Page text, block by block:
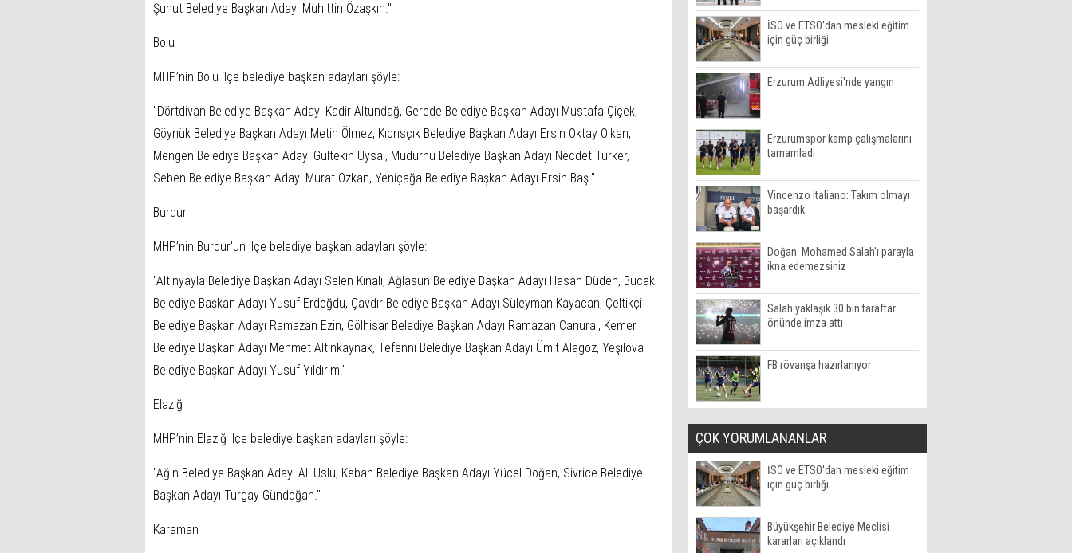
Şuhut Belediye Başkan Adayı Muhittin Özaşkın."
Bolu
MHP’nin Bolu ilçe belediye başkan adayları şöyle:
"Dörtdivan Belediye Başkan Adayı Kadir Altundağ, Gerede Belediye Başkan Adayı Mustafa Çiçek,
Göynük Belediye Başkan Adayı Metin Ölmez, Kıbrısçık Belediye Başkan Adayı Ersin Oktay Olkan,
Mengen Belediye Başkan Adayı Gültekin Uysal, Mudurnu Belediye Başkan Adayı Necdet Türker,
Seben Belediye Başkan Adayı Murat Özkan, Yeniçağa Belediye Başkan Adayı Ersin Baş."
Burdur
MHP’nin Burdur'un ilçe belediye başkan adayları şöyle:
"Altınyayla Belediye Başkan Adayı Selen Kınalı, Ağlasun Belediye Başkan Adayı Hasan Düden, Bucak
Belediye Başkan Adayı Yusuf Erdoğdu, Çavdır Belediye Başkan Adayı Süleyman Kayacan, Çeltikçi
Belediye Başkan Adayı Ramazan Ezin, Gölhisar Belediye Başkan Adayı Ramazan Canural, Kemer
Belediye Başkan Adayı Mehmet Altınkaynak, Tefenni Belediye Başkan Adayı Ümit Alagöz, Yeşilova
Belediye Başkan Adayı Yusuf Yıldırım."
Elazığ
MHP’nin Elazığ ilçe belediye başkan adayları şöyle:
"Ağın Belediye Başkan Adayı Ali Uslu, Keban Belediye Başkan Adayı Yücel Doğan, Sivrice Belediye
Başkan Adayı Turgay Gündoğan."
Karaman
İSO ve ETSO'dan mesleki eğitim
için güç birliği
Erzurum Adliyesi'nde yangın
Erzurumspor kamp çalışmalarını
tamamladı
Vincenzo Italiano: Takım olmayı
başardık
Doğan: Mohamed Salah'ı parayla
ikna edemezsiniz
Salah yaklaşık 30 bin taraftar
önünde imza attı
FB rövanşa hazırlanıyor
ÇOK YORUMLANANLAR
İSO ve ETSO'dan mesleki eğitim
için güç birliği
Büyükşehir Belediye Meclisi
kararları açıklandı